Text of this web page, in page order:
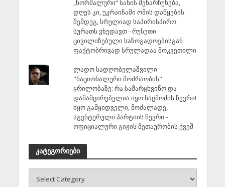
„ნორმალური“ სახის შენარჩუნება,
დღეს კი, უკრაინაში ომის დაწყების
შემდეგ, სრულიად საპირისპირო
სურათს ვხედავთ - რუსეთი
ცივილიზებული საზოგადოებისგან
ფაქტობრივად სრულადაა მოკვეთილი
ლადო სადღობელაშვილი
"ნაციონალური მოძრაობის"
ყრილობაზე: რა სამარცხვინო და
დამამცირებელია იყო ნაცმოძის წევრი!
იყო გამყიდველი, მოძალადე,
აგენტურული პარტიის წევრი -
ოფიციალური გიჟის მეთაურობის ქვეშ
კატეგორიები